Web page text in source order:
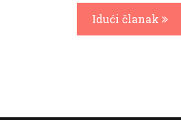
Idući članak